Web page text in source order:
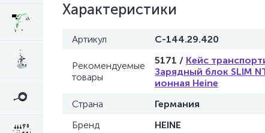
Характеристики
Артикул C-144.29.420
Рекомендуемые
товары
5171 / Кейс
Зарядный блок SLIM
ионная Heine
Страна
Германия
Бренд
HEINE